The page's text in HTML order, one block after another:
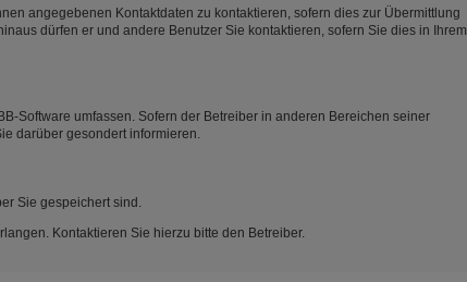
angegebenen Kontaktdaten zu kontaktieren, sofern dies zur Übermittlung
dürfen er und andere Benutzer Sie kontaktieren, sofern Sie dies in Ihrem
Software umfassen. Sofern der Betreiber in anderen Bereichen seiner
darüber gesondert informieren.
Sie gespeichert sind.
Kontaktieren Sie hierzu bitte den Betreiber.